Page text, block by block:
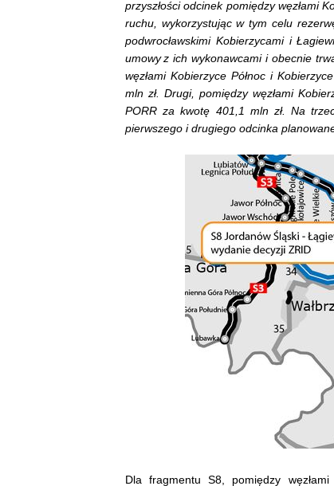
przyszłości odcinek pomiędzy węzłami
ruchu, wykorzystując w tym celu
podwrocławskimi Kobierzycami i
umowy z ich wykonawcami i obecnie
węzłami Kobierzyce Północ i
mln zł. Drugi, pomiędzy węzłami
PORR za kwotę 401,1 mln zł. Na
pierwszego i drugiego odcinka
Dla fragmentu S8, pomiędzy